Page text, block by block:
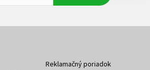
Reklamačný poriadok